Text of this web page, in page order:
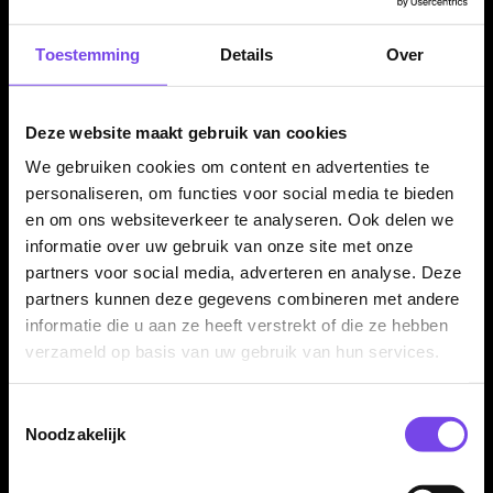
Toestemming Details Over
Deze website maakt gebruik van cookies
We gebruiken cookies om content en advertenties te
personaliseren, om functies voor social media te bieden
en om ons websiteverkeer te analyseren. Ook delen we
informatie over uw gebruik van onze site met onze
partners voor social media, adverteren en analyse. Deze
partners kunnen deze gegevens combineren met andere
informatie die u aan ze heeft verstrekt of die ze hebben
verzameld op basis van uw gebruik van hun services.
Noodzakelijk
Verkrijgbaar in meerdere kleuren
meerdere kleurvarianten, waaronder Blueberry, Berry, Ideal
setup of persoonlijke stijl.
Flights en accessoires niet inbegrepen
Dit product bestaat uit de L-Style Natural 9 KrystaL Flight Case
Twin Colour zelf met karabijnhaak, wristband en card holder.
Flights, darts, shafts en overige accessoires worden niet